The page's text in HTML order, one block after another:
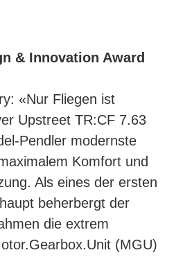
& Innovation Award
«Nur Fliegen ist
Upstreet TR:CF 7.63
Pendler modernste
Komfort und
Als eines der ersten
beherbergt der
die extrem
(MGU)